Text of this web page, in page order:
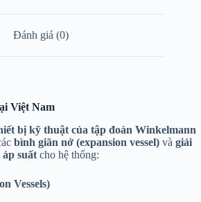
Đánh giá (0)
Việt Nam
bị kỹ thuật của tập đoàn Winkelmann
bình giãn nở (expansion vessel) và giải
suất cho hệ thống:
Vessels)